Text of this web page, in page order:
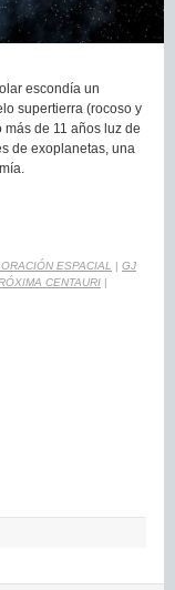
escondía un
supertierra (rocoso y
de 11 años luz de
de exoplanetas, una
ESPACIAL
GJ
CENTAURI